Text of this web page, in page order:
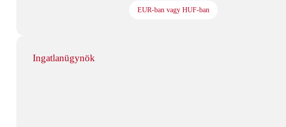
EUR-ban vagy HUF-ban
Ingatlanügynök